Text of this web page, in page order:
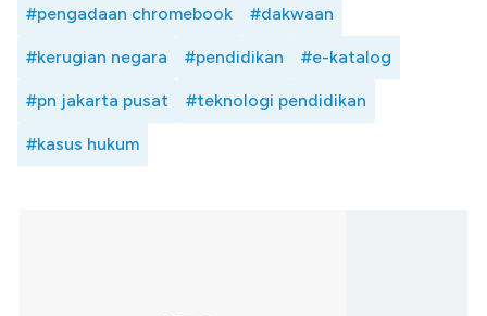
#pengadaan chromebook #dakwaan
#kerugian negara #pendidikan #e-katalog
#pn jakarta pusat #teknologi pendidikan
#kasus hukum